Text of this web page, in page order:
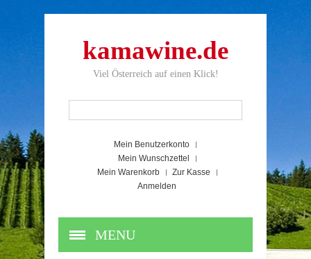
kamawine.de
Viel Österreich auf einen Klick!
Mein Benutzerkonto
Mein Wunschzettel
Mein Warenkorb
Zur Kasse
Anmelden
MENU